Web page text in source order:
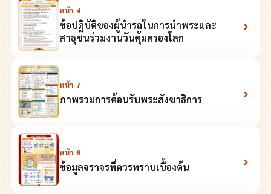
หน้า 4
ข้อปฏิบัติของผู้นำรถในการนำพระและ
สาธุชนร่วมงานวันคุ้มครองโลก
›
หน้า 7
ภาพรวมการต้อนรับพระสังฆาธิการ ›
หน้า 8
ข้อมูลจราจรที่ควรทราบเบื้องต้น ›